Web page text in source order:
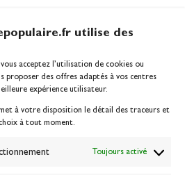
utilise des
acceptez l’utilisation de cookies ou
proposer des offres adaptés à vos centres
expérience utilisateur.
à votre disposition le détail des traceurs et
à tout moment.
Toujours activé
média
cookies
voile